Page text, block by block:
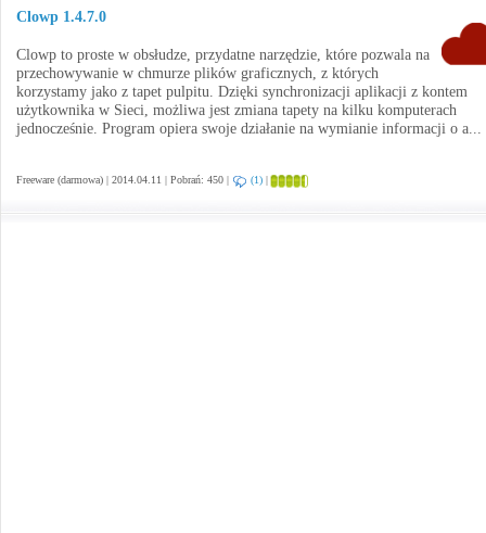
Clowp 1.4.7.0
Clowp to proste w obsłudze, przydatne narzędzie, które pozwala na
przechowywanie w chmurze plików graficznych, z których
korzystamy jako z tapet pulpitu. Dzięki synchronizacji aplikacji z kontem
użytkownika w Sieci, możliwa jest zmiana tapety na kilku komputerach
jednocześnie. Program opiera swoje działanie na wymianie informacji o a...
Freeware (darmowa) | 2014.04.11 | Pobrań: 450 | (1) |